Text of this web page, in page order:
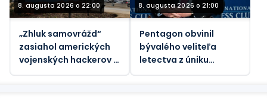
8. augusta 2026 o 22:00
„Zhluk samovrážd“
zasiahol amerických
vojenských hackerov –
8. augusta 2026 o 21:00
Pentagon obvinil
bývalého veliteľa
letectva z úniku